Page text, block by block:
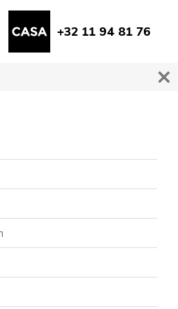
+32 11 94 81 76